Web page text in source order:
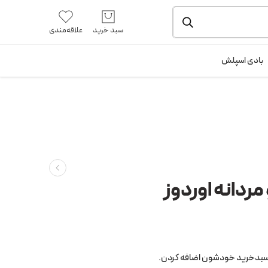
و بسته بندی را ملاحظه بفرمایید. آموزش خرید از سایت
سبد خرید علاقه‌مندی
بادی اسپلش
اوردوز